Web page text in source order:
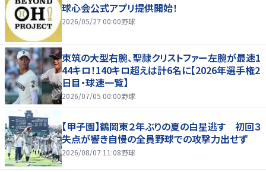
球心会公式アプリ提供開始！
2026/05/27 00:00野球
東筑の大型右腕、聖隷クリストファー左腕が最速1
44キロ！140キロ超えは計6名に【2026年選手権2
日目・球速一覧】
2026/07/05 00:00野球
【甲子園】鶴岡東２年ぶりの夏の白星逃す 初回３
失点が響き自慢の全員野球での攻撃力出せず
2026/08/07 11:08野球